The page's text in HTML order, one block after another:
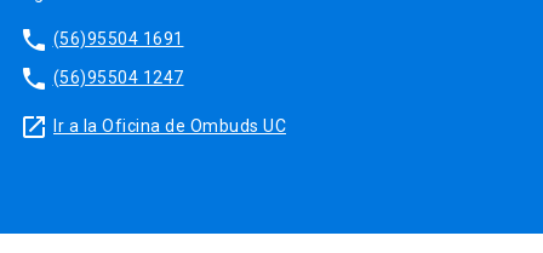
phone (56)95504 1691
phone (56)95504 1247
launch Ir a la Oficina de Ombuds UC